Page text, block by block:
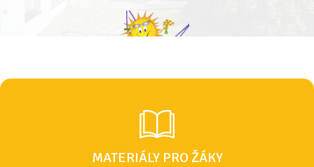
MATERIÁLY PRO ŽÁKY